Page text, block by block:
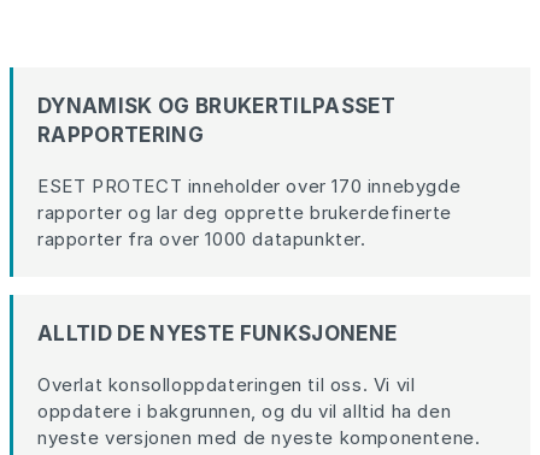
DYNAMISK OG BRUKERTILPASSET
RAPPORTERING
ESET PROTECT inneholder over 170 innebygde
rapporter og lar deg opprette brukerdefinerte
rapporter fra over 1000 datapunkter.
ALLTID DE NYESTE FUNKSJONENE
Overlat konsolloppdateringen til oss. Vi vil
oppdatere i bakgrunnen, og du vil alltid ha den
nyeste versjonen med de nyeste komponentene.